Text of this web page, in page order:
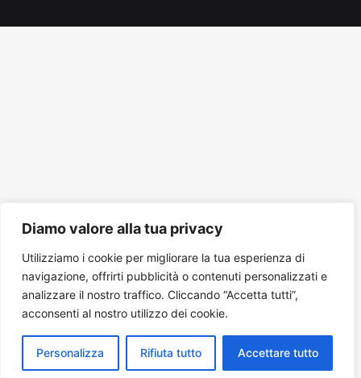
Diamo valore alla tua privacy
Utilizziamo i cookie per migliorare la tua esperienza di
navigazione, offrirti pubblicità o contenuti personalizzati e
analizzare il nostro traffico. Cliccando “Accetta tutti”,
acconsenti al nostro utilizzo dei cookie.
Personalizza Rifiuta tutto Accettare tutto
Tube